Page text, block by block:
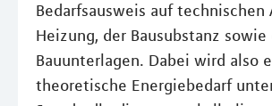
Bedarfsausweis auf technischen
Heizung, der Bausubstanz sowie
Bauunterlagen. Dabei wird also
theoretische Energiebedarf